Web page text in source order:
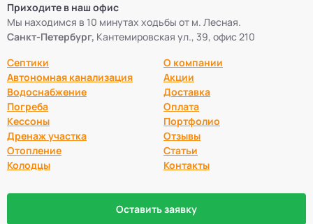
Приходите в наш офис
Мы находимся в 10 минутах ходьбы от м. Лесная.
Санкт-Петербург, Кантемировская ул., 39, офис 210
Септики
Автономная канализация
Водоснабжение
Погреба
Кессоны
Дренаж участка
Отопление
Колодцы
О компании
Акции
Доставка
Оплата
Портфолио
Отзывы
Статьи
Контакты
Оставить заявку